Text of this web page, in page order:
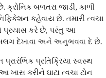
ક્રોનિક બળતરા જાડી, કાળી
કહેવાય છે. તમારી ત્વચા
પ્રયાસ કરે છે, પરંતુ આ
દેખાવા અને અનુભવવા દે છે.
પ્રતિક્રિયા સ્વસ્થ
ખાસ કરીને ઘાટા ત્વચા ટોન